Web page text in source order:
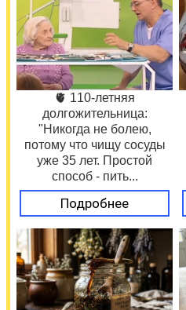
🫀 110-летняя
долгожительница:
"Никогда не болею,
потому что чищу сосуды
уже 35 лет. Простой
способ - пить...
Подробнее